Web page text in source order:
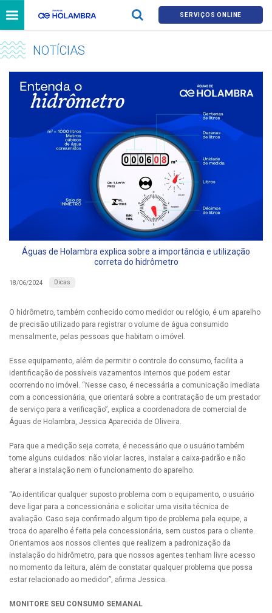
SERVIÇOS ONLINE
NOTÍCIAS
Águas de Holambra explica sobre a importância e utilização
correta do hidrômetro
18/06/2024 Dicas
O hidrômetro, também conhecido como medidor ou relógio, é um aparelho
de precisão utilizado para registrar o volume de água consumido
mensalmente, pelas pessoas que habitam o imóvel.
Esse equipamento, além de permitir o controle do consumo, facilita a
identificação de possíveis vazamentos internos que podem estar
ocorrendo no imóvel. “Nesse caso, é necessária a comunicação imediata
com a concessionária, que orientará sobre a contratação de um prestador
de serviço para a verificação”, explica a coordenadora de comercial de
Águas de Holambra, Jessica Aparecida de Oliveira.
Para que a medição seja correta, é necessário que o usuário também
tome alguns cuidados: não violar lacres, instalar a caixa-padrão e não
alterar a instalação nem o funcionamento do aparelho.
“Ao identificar qualquer suposto problema com o equipamento, o usuário
deve ligar para a concessionária e solicitar uma visita técnica de
avaliação. Caso seja confirmado algum tipo de problema pela equipe, a
troca do aparelho é feita pela concessionária, sem custos para o cliente.
Orientamos aos nossos clientes que realizem a padronização da
instalação do hidrômetro, para que nossos agentes tenham livre acesso
no momento da leitura, além de constatar qualquer problema que possa
estar relacionado ao medidor”, afirma Jessica.
MONITORE SEU CONSUMO SEMANAL